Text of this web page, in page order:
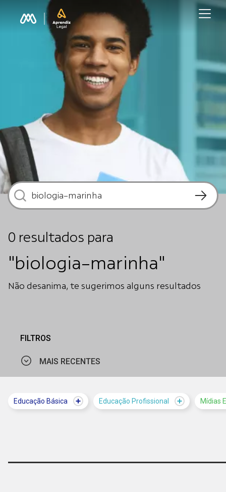
0 resultados para
"biologia-marinha"
Não desanima, te sugerimos alguns resultados
FILTROS
MAIS RECENTES
Educação Básica Educação Profissional Mídias